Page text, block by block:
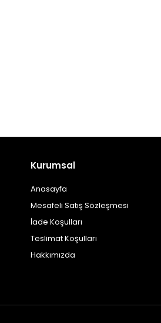
Kurumsal
Anasayfa
Mesafeli Satış Sözleşmesi
İade Koşulları
Teslimat Koşulları
Hakkımızda